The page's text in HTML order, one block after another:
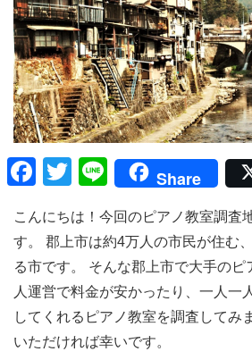
F
c
e
b
o
o
T
tt
er
Li
e
Share
こんにちは！今回のピアノ教室調査
す。 郡上市は約4万人の市民が住む
る市です。 そんな郡上市で大手のピ
人運営で料金が安かったり、一人一
してくれるピアノ教室を調査してみ
いただければ幸いです。